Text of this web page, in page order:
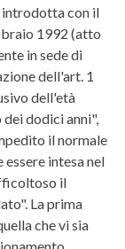
introdotta con il
1992 (atto
in sede di
dell'art. 1
dell'età
dodici anni",
il normale
intesa nel
il
La prima
che vi sia